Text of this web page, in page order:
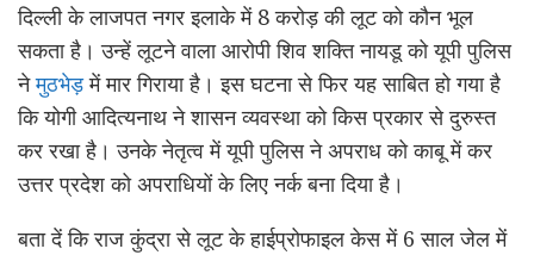
दिल्ली के लाजपत नगर इलाके में 8 करोड़ की लूट को कौन भूल
सकता है। उन्हें लूटने वाला आरोपी शिव शक्ति नायडू को यूपी पुलिस
नेमुठभेड़में मार गिराया है। इस घटना से फिर यह साबित हो गया है
कि योगी आदित्यनाथ ने शासन व्यवस्था को किस प्रकार से दुरुस्त
कर रखा है। उनके नेतृत्व में यूपी पुलिस ने अपराध को काबू में कर
उत्तर प्रदेश को अपराधियों के लिए नर्क बना दिया है।
बता दें कि राज कुंद्रा से लूट के हाईप्रोफाइल केस में 6 साल जेल में